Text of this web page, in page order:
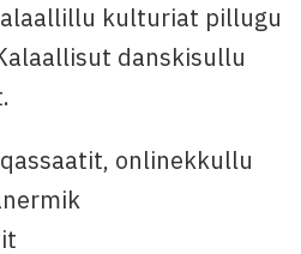
kulturiat pillugu
danskisullu
onlinekkullu